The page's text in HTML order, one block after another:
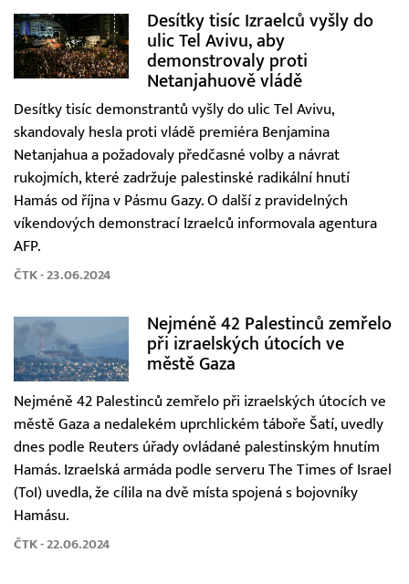
Desítky tisíc Izraelců vyšly do
ulic Tel Avivu, aby
demonstrovaly proti
Netanjahuově vládě
Desítky tisíc demonstrantů vyšly do ulic Tel Avivu,
skandovaly hesla proti vládě premiéra Benjamina
Netanjahua a požadovaly předčasné volby a návrat
rukojmích, které zadržuje palestinské radikální hnutí
Hamás od října v Pásmu Gazy. O další z pravidelných
víkendových demonstrací Izraelců informovala agentura
AFP.
ČTK - 23.06.2024
Nejméně 42 Palestinců zemřelo
při izraelských útocích ve
městě Gaza
Nejméně 42 Palestinců zemřelo při izraelských útocích ve
městě Gaza a nedalekém uprchlickém táboře Šatí, uvedly
dnes podle Reuters úřady ovládané palestinským hnutím
Hamás. Izraelská armáda podle serveru The Times of Israel
(ToI) uvedla, že cílila na dvě místa spojená s bojovníky
Hamásu.
ČTK - 22.06.2024